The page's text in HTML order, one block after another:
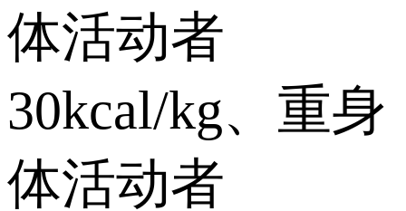
体活动者
30kcal/kg、重身
体活动者